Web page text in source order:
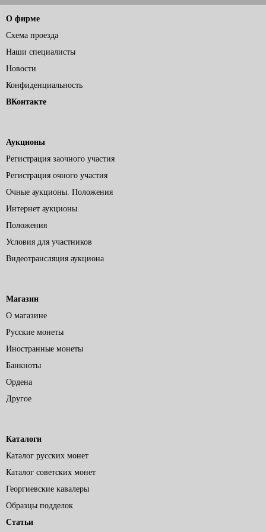
О фирме
Схема проезда
Наши специалисты
Новости
Конфиденциальность
ВКонтакте
Аукционы
Регистрация заочного участия
Регистрация очного участия
Очные аукционы. Положения
Интернет аукционы.
Положения
Условия для участников
Видеотрансляция аукциона
Магазин
О магазине
Русские монеты
Иностранные монеты
Банкноты
Ордена
Другое
Каталоги
Каталог русских монет
Каталог советских монет
Георгиевские кавалеры
Образцы подделок
Статьи